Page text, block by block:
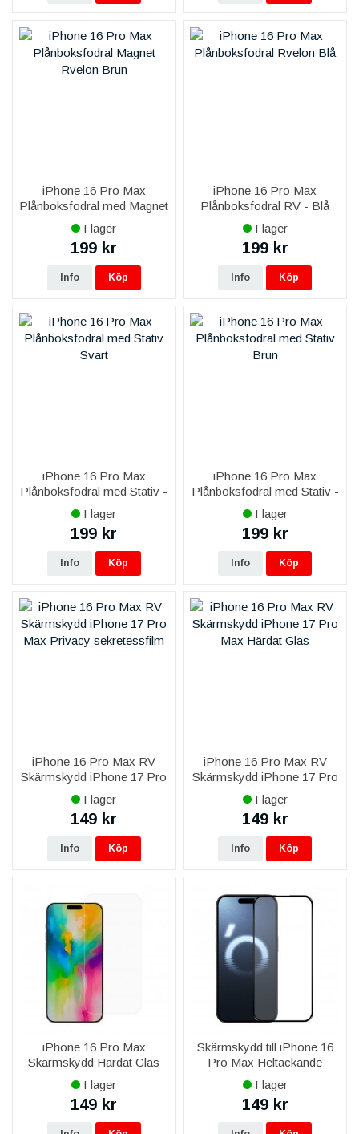
iPhone 16 Pro Max
Plånboksfodral med Magnet
Skal RV - Brun
I lager
199 kr
Info Köp
iPhone 16 Pro Max
Plånboksfodral RV - Blå
I lager
199 kr
Info Köp
iPhone 16 Pro Max
Plånboksfodral med Stativ -
Svart
I lager
199 kr
Info Köp
iPhone 16 Pro Max
Plånboksfodral med Stativ -
Brun
I lager
199 kr
Info Köp
iPhone 16 Pro Max RV
Skärmskydd iPhone 17 Pro
Max Privacy sekretessfilm
I lager
149 kr
Info Köp
iPhone 16 Pro Max RV
Skärmskydd iPhone 17 Pro
Max Härdat Glas
I lager
149 kr
Info Köp
iPhone 16 Pro Max
Skärmskydd Härdat Glas
iPhone 17 Pro Max 0.2mm
I lager
149 kr
Skärmskydd till iPhone 16
Pro Max Heltäckande
Härdat Glas
I lager
149 kr